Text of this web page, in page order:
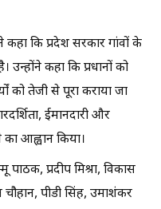
कहा कि प्रदेश सरकार गांवों के
उन्होंने कहा कि प्रधानों को
को तेजी से पूरा कराया जा
ईमानदारी और
आह्वान किया।
पाठक, प्रदीप मिश्रा, विकास
पीडी सिंह, उमाशंकर